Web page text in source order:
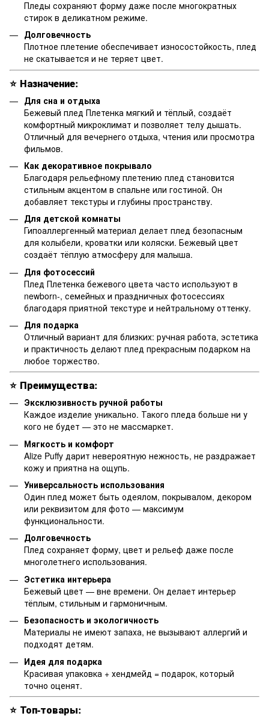
Пледы сохраняют форму даже после многократных
стирок в деликатном режиме.
Долговечность
Плотное плетение обеспечивает износостойкость, плед
не скатывается и не теряет цвет.
⭐ Назначение:
Для сна и отдыха
Бежевый плед Плетенка мягкий и тёплый, создаёт
комфортный микроклимат и позволяет телу дышать.
Отличный для вечернего отдыха, чтения или просмотра
фильмов.
Как декоративное покрывало
Благодаря рельефному плетению плед становится
стильным акцентом в спальне или гостиной. Он
добавляет текстуры и глубины пространству.
Для детской комнаты
Гипоаллергенный материал делает плед безопасным
для колыбели, кроватки или коляски. Бежевый цвет
создаёт тёплую атмосферу для малыша.
Для фотосессий
Плед Плетенка бежевого цвета часто используют в
newborn-, семейных и праздничных фотосессиях
благодаря приятной текстуре и нейтральному оттенку.
Для подарка
Отличный вариант для близких: ручная работа, эстетика
и практичность делают плед прекрасным подарком на
любое торжество.
⭐ Преимущества:
Эксклюзивность ручной работы
Каждое изделие уникально. Такого пледа больше ни у
кого не будет — это не массмаркет.
Мягкость и комфорт
Alize Puffy дарит невероятную нежность, не раздражает
кожу и приятна на ощупь.
Универсальность использования
Один плед может быть одеялом, покрывалом, декором
или реквизитом для фото — максимум
функциональности.
Долговечность
Плед сохраняет форму, цвет и рельеф даже после
многолетнего использования.
Эстетика интерьера
Бежевый цвет — вне времени. Он делает интерьер
тёплым, стильным и гармоничным.
Безопасность и экологичность
Материалы не имеют запаха, не вызывают аллергий и
подходят детям.
Идея для подарка
Красивая упаковка + хендмейд = подарок, который
точно оценят.
⭐ Топ-товары: